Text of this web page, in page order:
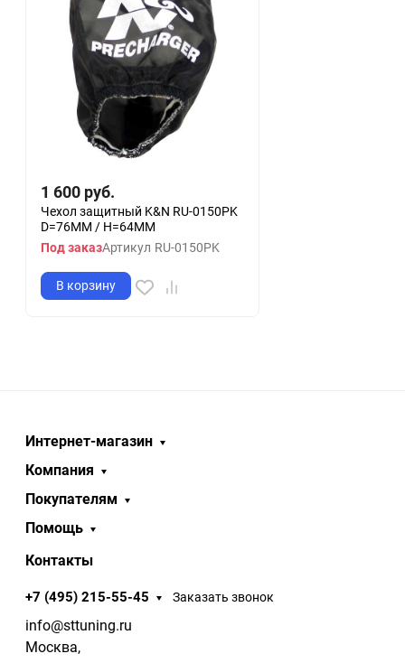
1 600 руб.
Чехол защитный K&N RU-0150PK
D=76MM / H=64MM
Под заказАртикул RU-0150PK
В корзину
Интернет-магазин
Компания
Покупателям
Помощь
Контакты
+7 (495) 215-55-45 Заказать звонок
info@sttuning.ru
Москва,